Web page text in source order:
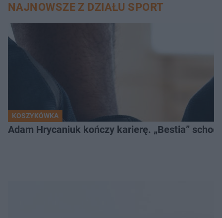
NAJNOWSZE Z DZIAŁU SPORT
KOSZYKÓWKA
Adam Hrycaniuk kończy karierę. „Bestia”